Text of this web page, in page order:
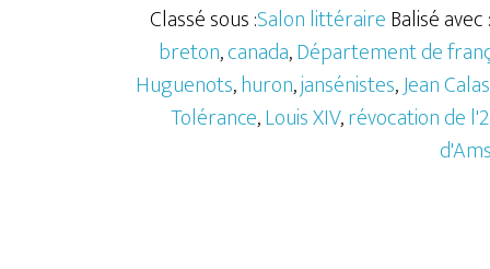
Classé sous :Salon littéraireBalisé avec :
breton,canada,Département de
Huguenots,huron,jansénistes,Jean Calas
Tolérance,Louis XIV,révocation de